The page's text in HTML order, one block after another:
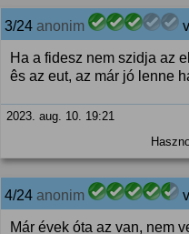
3/24 anonim
Ha a fidesz nem szidja az
ês az eut, az már jó lenne
2023. aug. 10. 19:21
4/24 anonim
Már évek óta az van, nem